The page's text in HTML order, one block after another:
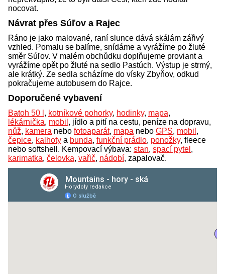
nocovat.
Návrat přes Súľov a Rajec
Ráno je jako malované, raní slunce dává skálám zářivý
vzhled. Pomalu se balíme, snídáme a vyrážíme po žluté
směr Súľov. V malém obchůdku doplňujeme proviant a
vyrážíme opět po žluté na sedlo Pastúch. Výstup je strmý,
ale krátký. Ze sedla scházíme do vísky Zbyňov, odkud
pokračujeme autobusem do Rajce.
Doporučené vybavení
Batoh 50 l , kotníkové pohorky, hodinky, mapa,
lékárnička, mobil , jídlo a pití na cestu, peníze na dopravu,
nůž, kamera nebo fotoaparát, mapa nebo GPS, mobil ,
čepice, kalhoty a bunda, funkční prádlo, ponožky, fleece
nebo softshell. Kempovací výbava: stan, spací pytel ,
karimatka, čelovka, vařič, nádobí, zapalovač.